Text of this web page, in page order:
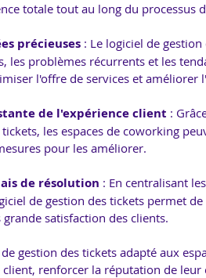
totale tout au long du processus
précieuses : Le logiciel de
les problèmes récurrents et les
l'offre de services et améliorer
de l'expérience client :
les espaces de coworking
pour les améliorer.
de résolution : En centralisant
de gestion des tickets permet
satisfaction des clients.
gestion des tickets adapté aux
renforcer la réputation de